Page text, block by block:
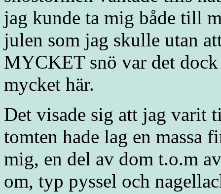
jag kunde ta mig både till
julen som jag skulle utan
MYCKET snö var det
mycket här.
Det visade sig att jag varit
tomten hade lag en massa
mig, en del av dom t.o.m
om, typ pyssel och